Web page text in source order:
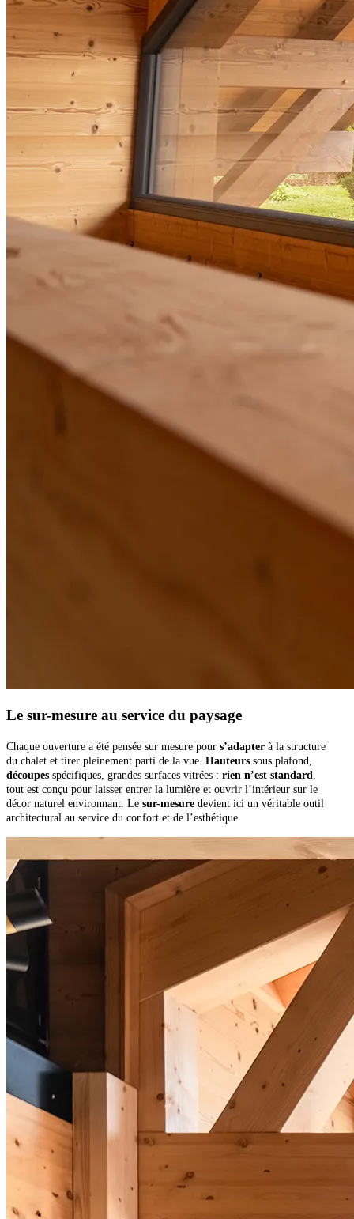
Le sur-mesure au service du paysage
Chaque ouverture a été pensée sur mesure pour s’adapter à la structure
du chalet et tirer pleinement parti de la vue. Hauteurs sous plafond,
découpes spécifiques, grandes surfaces vitrées : rien n’est standard,
tout est conçu pour laisser entrer la lumière et ouvrir l’intérieur sur le
décor naturel environnant. Le sur-mesure devient ici un véritable outil
architectural au service du confort et de l’esthétique.